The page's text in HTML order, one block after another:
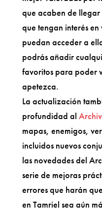
que acaben de llegar
que tengan interés
puedan acceder a
podrás añadir
favoritos para poder
apetezca.
La actualización
profundidad al
mapas, enemigos,
incluidos nuevos
las novedades del
serie de mejoras
errores que harán
en Tamriel sea aún